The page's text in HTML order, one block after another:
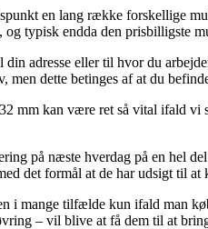
en lang række forskellige
typisk endda den prisbilligste
adresse eller til hvor du
men dette betinges af at du
mm kan være ret så vital ifald vi
på næste hverdag på en hel
det formål at de har udsigt til
i mange tilfælde kun ifald man
– vil blive at få dem til at